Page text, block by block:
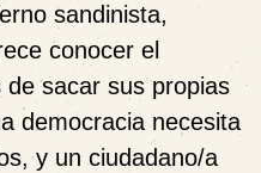
sandinista,
conocer el
sacar sus propias
democracia necesita
y un ciudadano/a